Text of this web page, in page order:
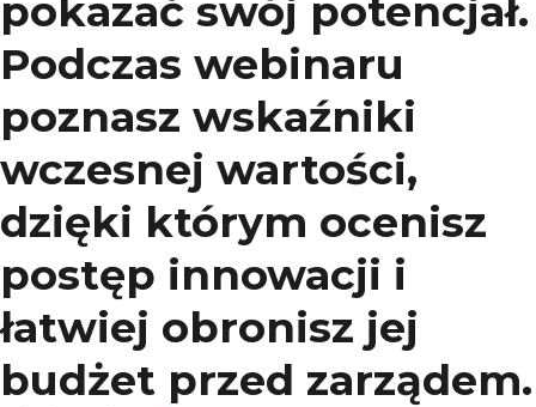
pokazać swój potencjał.
Podczas webinaru
poznasz wskaźniki
wczesnej wartości,
dzięki którym ocenisz
postęp innowacji i
łatwiej obronisz jej
budżet przed zarządem.